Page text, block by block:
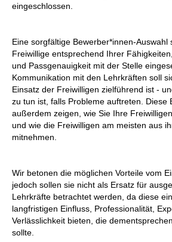
eingeschlossen.
Eine sorgfältige Bewerber*innen-Auswahl
Freiwillige entsprechend Ihrer
und Passgenauigkeit mit der Stelle
Kommunikation mit den Lehrkräften soll
Einsatz der Freiwilligen zielführend ist -
zu tun ist, falls Probleme auftreten. Diese
außerdem zeigen, wie Sie Ihre
und wie die Freiwilligen am meisten aus
mitnehmen.
Wir betonen die möglichen Vorteile vom
jedoch sollen sie nicht als Ersatz für
Lehrkräfte betrachtet werden, da diese
langfristigen Einfluss, Professionalität,
Verlässlichkeit bieten, die
sollte.